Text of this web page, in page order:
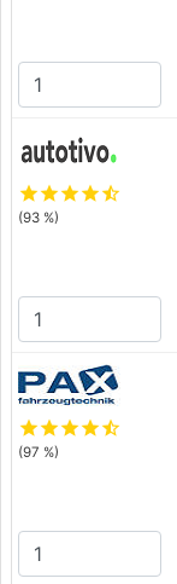
starstarstarstarstar_half
(93 %)
starstarstarstarstar_half
(97 %)